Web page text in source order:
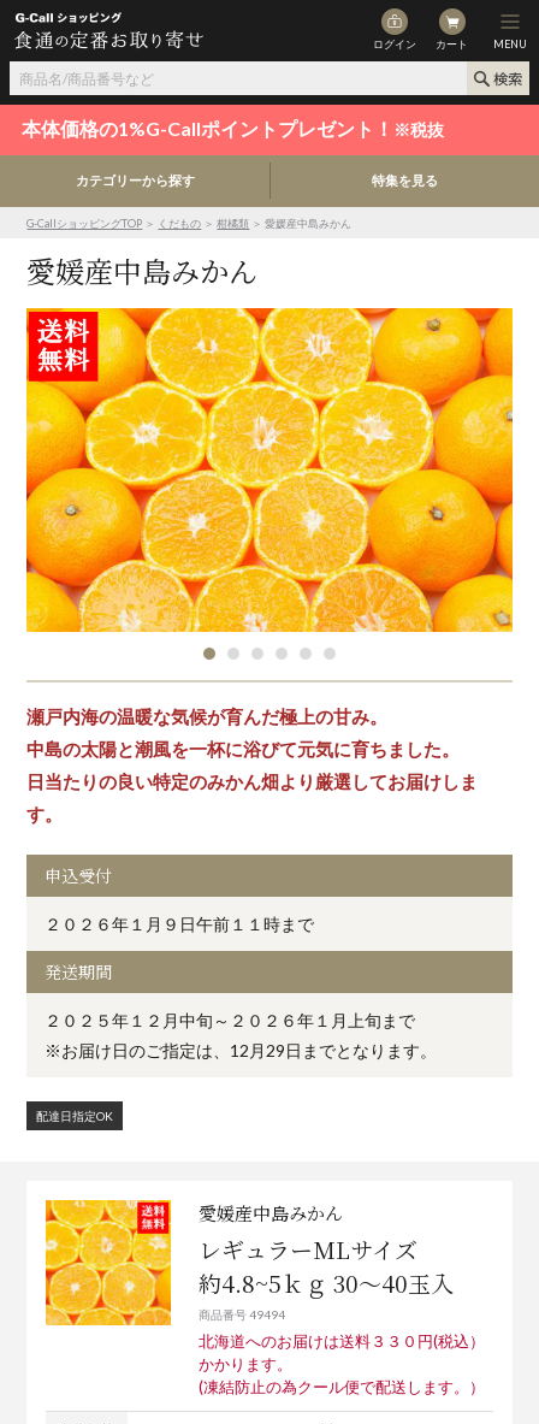
ログイン カート MENU
本体価格の1%G-Callポイントプレゼント！ ※税抜
カテゴリーから探す 特集を見る
G-CallショッピングTOP ＞ くだもの ＞柑橘類 ＞ 愛媛産中島みかん
愛媛産中島みかん
瀬戸内海の温暖な気候が育んだ極上の甘み。
中島の太陽と潮風を一杯に浴びて元気に育ちました。
日当たりの良い特定のみかん畑より厳選してお届けしま
す。
申込受付
２０２６年１月９日午前１１時まで
発送期間
２０２５年１２月中旬～２０２６年１月上旬まで
※お届け日のご指定は、12月29日までとなります。
配達日指定OK
愛媛産中島みかん
レギュラーMLサイズ
約4.8~5ｋｇ 30～40玉入
商品番号 49494
北海道へのお届けは送料３３０円(税込）
かかります。
(凍結防止の為クール便で配送します。）